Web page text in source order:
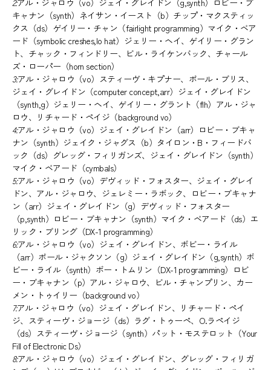
2:アル・ジャロウ（vo）ジェイ・グレイドン（g,synth）ロビー・ブ
キャナン（synth）ネイサン・イースト（b）チップ・マクスティッ
クス（ds）ゲイリー・チャン（fairlight programming）マイク・ベア
ード（symbolic creshes,lo hat）ジェリー・ヘイ、ゲイリー・グラン
ト、チャック・フィンドリー、ビル・ライケンバック、チャール
ズ・ローパー（horn section）
3:アル・ジャロウ（vo）スティーヴ・キプナー、ポール・ブリス、
ジェイ・グレイドン（computer concept,arr）ジェイ・グレイドン
（synth,g）ジェリー・ヘイ、ゲイリー・グラント（flh）アル・ジャ
ロウ、リチャード・ペイジ（background vo）
4:アル・ジャロウ（vo）ジェイ・グレイドン（arr）ロビー・ブキャ
ナン（synth）ジェイク・ジャグス（b）タイロン・B・フィードバ
ック（ds）グレッグ・フィリガンズ、ジェイ・グレイドン（synth）
マイク・ベアード（cymbals）
5:アル・ジャロウ（vo）デヴィッド・フォスター、ジェイ・グレイ
ドン、アル・ジャロウ、ジェレミー・ラボック、ロビー・ブキャナ
ン（arr）ジェイ・グレイドン（g）デヴィッド・フォスター
（p,synth）ロビー・ブキャナン（synth）マイク・ベアード（ds）エ
リック・ブリング（DX-1 programming）
6:アル・ジャロウ（vo）ジェイ・グレイドン、ボビー・ライル
（arr）ポール・ジャクソン（g）ジェイ・グレイドン（g,synth）ボ
ビー・ライル（synth）ボー・トムリン（DX-1 programming）ロビ
ー・ブキャナン（p）アル・ジャロウ、ビル・チャンプリン、カー
メン・トゥイリー（background vo）
7:アル・ジャロウ（vo）ジェイ・グレイドン、リチャード・ペイ
ジ、スティーヴ・ジョージ（ds）ラグ・トゥーペ、O.ラペイジ
（ds）スティーヴ・ジョージ（synth）パット・モステロット（Your
Fill of Electronic Ds）
8:アル・ジャロウ（vo）ジェイ・グレイドン、グレッグ・フィリガ